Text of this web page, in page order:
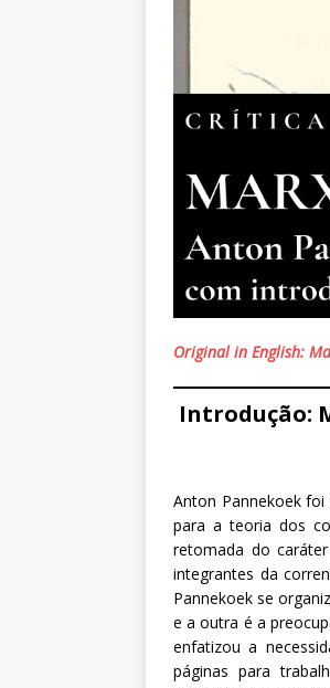
Original in English:
Introdução:
Anton Pannekoek
para a teoria dos
retomada do
integrantes da
Pannekoek se
e a outra é a
enfatizou a
páginas para